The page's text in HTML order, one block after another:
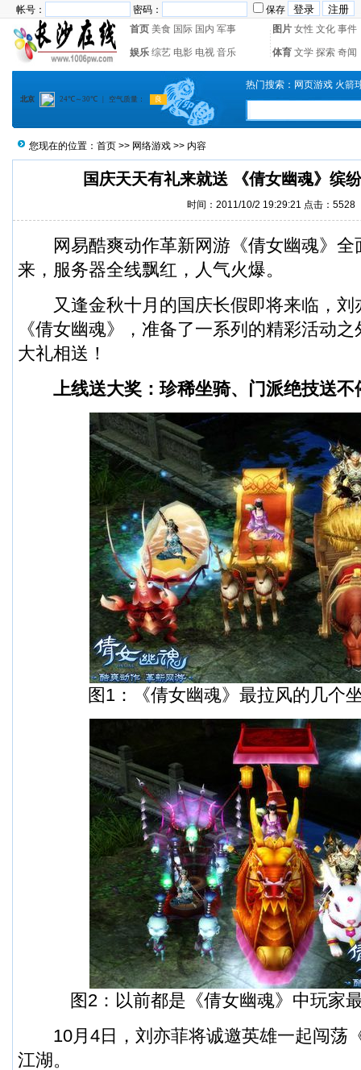
帐号： 密码：
保存
首页 美食 国际 国内 军事 图片 女性 文化 事件
娱乐 综艺 电影 电视 音乐 体育 文学 探索 奇闻
热门搜索： 网页游戏 火箭
您现在的位置： 首页 >> 网络游戏 >> 内容
国庆天天有礼来就送 《倩女幽魂》缤
时间：2011/10/2 19:29:21 点击： 5528
网易酷爽动作革新网游《倩女幽魂》全
来，服务器全线飘红，人气火爆。
又逢金秋十月的国庆长假即将来临，刘
《倩女幽魂》，准备了一系列的精彩活动
大礼相送！
上线送大奖：珍稀坐骑、门派绝技送不
图1：《倩女幽魂》最拉风的几个
图2：以前都是《倩女幽魂》中玩家
10月4日，刘亦菲将诚邀英雄一起闯荡
江湖。